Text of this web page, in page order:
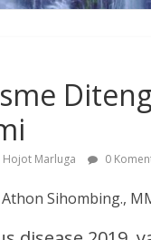
Hojot Marluga 0
Athon Sihombing.,